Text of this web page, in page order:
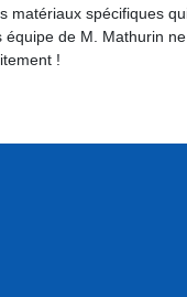
spécifiques
de M. Mathurin
!